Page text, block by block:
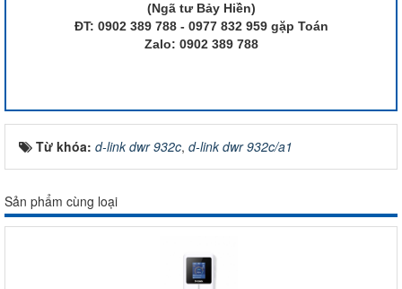
(Ngã tư Bảy Hiền)
ĐT: 0902 389 788 - 0977 832 959 gặp Toán
Zalo: 0902 389 788
Từ khóa: d-link dwr 932c, d-link dwr 932c/a1
Sản phẩm cùng loại